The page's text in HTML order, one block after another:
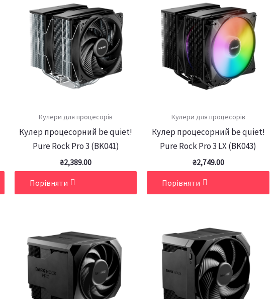
Кулери для процесорів
Кулер процесорний be quiet!
Pure Rock Pro 3 (BK041)
₴2,389.00
Порівняти
Кулери для процесорів
Кулер процесорний be quiet!
Pure Rock Pro 3 LX (BK043)
₴2,749.00
Порівняти